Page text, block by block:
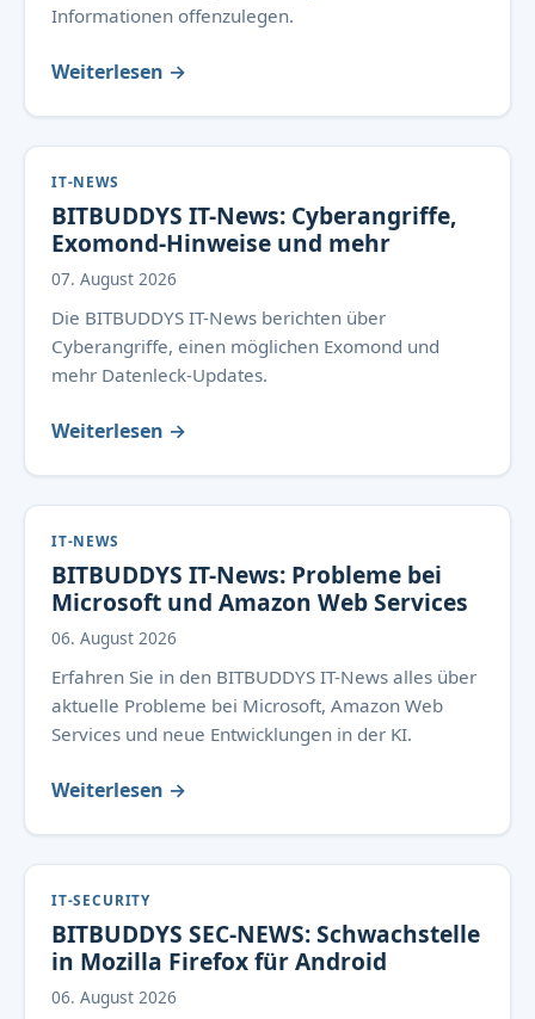
Informationen offenzulegen.
Weiterlesen →
IT-NEWS
BITBUDDYS IT-News: Cyberangriffe,
Exomond-Hinweise und mehr
07. August 2026
Die BITBUDDYS IT-News berichten über
Cyberangriffe, einen möglichen Exomond und
mehr Datenleck-Updates.
Weiterlesen →
IT-NEWS
BITBUDDYS IT-News: Probleme bei
Microsoft und Amazon Web Services
06. August 2026
Erfahren Sie in den BITBUDDYS IT-News alles über
aktuelle Probleme bei Microsoft, Amazon Web
Services und neue Entwicklungen in der KI.
Weiterlesen →
IT-SECURITY
BITBUDDYS SEC-NEWS: Schwachstelle
in Mozilla Firefox für Android
06. August 2026